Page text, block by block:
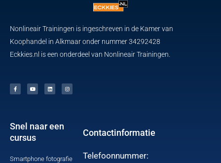
Nonlineair Trainingen is ingeschreven in de Kamer van
Koophandel in Alkmaar onder nummer 34292428
Eckkies.nl is een onderdeel van Nonlineair Trainingen.
c
e
b
u
t
u
n
k
e
s
t
a
Snel naar een
cursus
Smartphone fotografie
Contactinformatie
Telefoonnummer: